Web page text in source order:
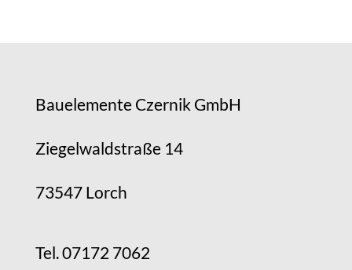
Bauelemente Czernik GmbH
Ziegelwaldstraße 14
73547 Lorch
Tel. 07172 7062